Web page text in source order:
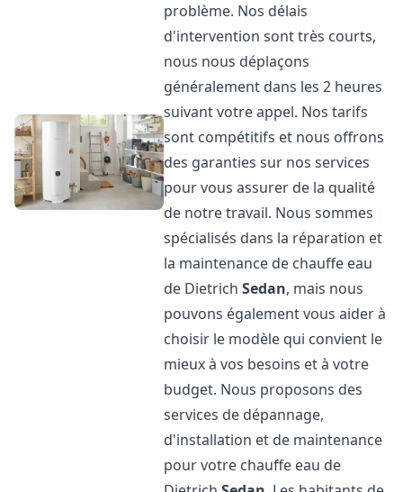
problème. Nos délais
d'intervention sont très courts,
nous nous déplaçons
généralement dans les 2 heures
suivant votre appel. Nos tarifs
sont compétitifs et nous offrons
des garanties sur nos services
pour vous assurer de la qualité
de notre travail. Nous sommes
spécialisés dans la réparation et
la maintenance de chauffe eau
de DietrichSedan, mais nous
pouvons également vous aider à
choisir le modèle qui convient le
mieux à vos besoins et à votre
budget. Nous proposons des
services de dépannage,
d'installation et de maintenance
pour votre chauffe eau de